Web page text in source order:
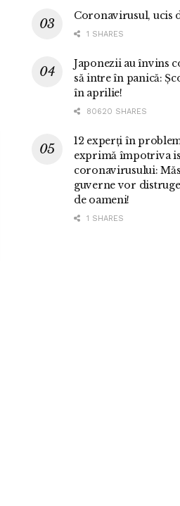
Coronavirusul, ucis
1 SHARES
Japonezii au învins
să intre în panică:
în aprilie!
80620 SHARES
12 experți în
exprimă împotriva
coronavirusului:
guverne vor
de oameni!
1 SHARES